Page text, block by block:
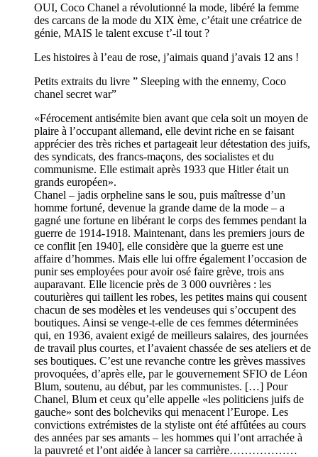
OUI, Coco Chanel a révolutionné la mode, libéré la femme
des carcans de la mode du XIX ème, c’était une créatrice de
génie, MAIS le talent excuse t’-il tout ?
Les histoires à l’eau de rose, j’aimais quand j’avais 12 ans !
Petits extraits du livre ” Sleeping with the ennemy, Coco
chanel secret war”
«Férocement antisémite bien avant que cela soit un moyen de
plaire à l’occupant allemand, elle devint riche en se faisant
apprécier des très riches et partageait leur détestation des juifs,
des syndicats, des francs-maçons, des socialistes et du
communisme. Elle estimait après 1933 que Hitler était un
grands européen».
Chanel – jadis orpheline sans le sou, puis maîtresse d’un
homme fortuné, devenue la grande dame de la mode – a
gagné une fortune en libérant le corps des femmes pendant la
guerre de 1914-1918. Maintenant, dans les premiers jours de
ce conflit [en 1940], elle considère que la guerre est une
affaire d’hommes. Mais elle lui offre également l’occasion de
punir ses employées pour avoir osé faire grève, trois ans
auparavant. Elle licencie près de 3 000 ouvrières : les
couturières qui taillent les robes, les petites mains qui cousent
chacun de ses modèles et les vendeuses qui s’occupent des
boutiques. Ainsi se venge-t-elle de ces femmes déterminées
qui, en 1936, avaient exigé de meilleurs salaires, des journées
de travail plus courtes, et l’avaient chassée de ses ateliers et de
ses boutiques. C’est une revanche contre les grèves massives
provoquées, d’après elle, par le gouvernement SFIO de Léon
Blum, soutenu, au début, par les communistes. […] Pour
Chanel, Blum et ceux qu’elle appelle «les politiciens juifs de
gauche» sont des bolcheviks qui menacent l’Europe. Les
convictions extrémistes de la styliste ont été affûtées au cours
des années par ses amants – les hommes qui l’ont arrachée à
la pauvreté et l’ont aidée à lancer sa carrière………………